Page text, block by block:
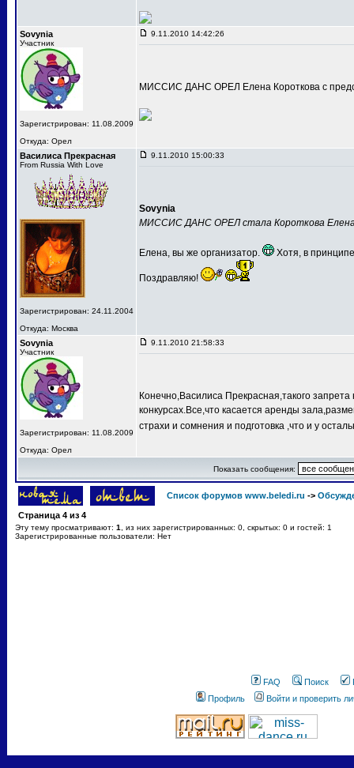
Sovynia
Участник
Зарегистрирован: 11.08.2009
Откуда: Орел
9.11.2010 14:42:26
МИССИС ДАНС ОРЕЛ Елена Короткова с
Василиса Прекрасная
From Russia With Love
Зарегистрирован: 24.11.2004
Откуда: Москва
9.11.2010 15:00:33
Sovynia
МИССИС ДАНС ОРЕЛ стала Короткова
Елена, вы же организатор. Хотя, в
Поздравляю!
Sovynia
Участник
Зарегистрирован: 11.08.2009
Откуда: Орел
9.11.2010 21:58:33
Конечно,Василиса Прекрасная,такого
конкурсах.Все,что касается аренды
страхи и сомнения и подготовка ,что и у
Показать сообщения:
Список форумов www.beledi.ru ->
Страница 4 из 4
Эту тему просматривают: 1
, из них зарегистрированных: 0, скрытых: 0 и гостей: 1
Зарегистрированные пользователи: Нет
FAQ Поиск
Профиль
Войти и проверить